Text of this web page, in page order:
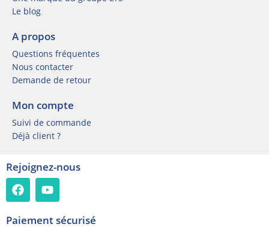
w
r
Le blog
A propos
Questions fréquentes
Nous contacter
Demande de retour
Mon compte
Suivi de commande
Déjà client ?
Rejoignez-nous
Paiement sécurisé